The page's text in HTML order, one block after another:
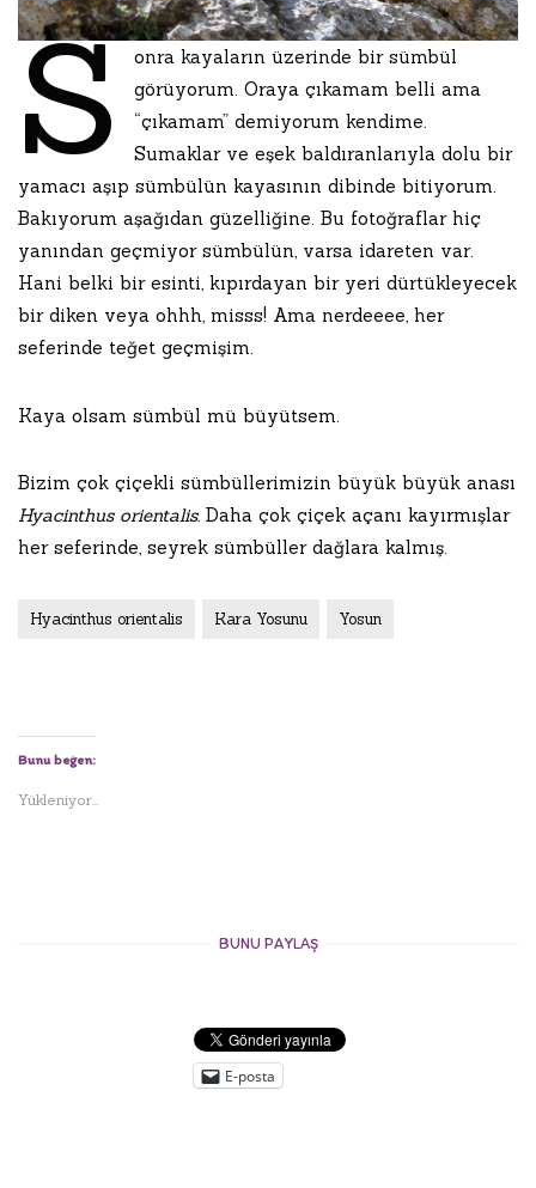
S
onra kayaların üzerinde bir sümbül
görüyorum. Oraya çıkamam belli ama
“çıkamam” demiyorum kendime.
Sumaklar ve eşek baldıranlarıyla dolu bir
yamacı aşıp sümbülün kayasının dibinde bitiyorum.
Bakıyorum aşağıdan güzelliğine. Bu fotoğraflar hiç
yanından geçmiyor sümbülün, varsa idareten var.
Hani belki bir esinti, kıpırdayan bir yeri dürtükleyecek
bir diken veya ohhh, misss! Ama nerdeeee, her
seferinde teğet geçmişim.
Kaya olsam sümbül mü büyütsem.
Bizim çok çiçekli sümbüllerimizin büyük büyük anası
Hyacinthus orientalis. Daha çok çiçek açanı kayırmışlar
her seferinde, seyrek sümbüller dağlara kalmış.
Hyacinthus orientalis Kara Yosunu Yosun
Bunu beğen:
Yükleniyor...
BUNU PAYLAŞ
E-posta